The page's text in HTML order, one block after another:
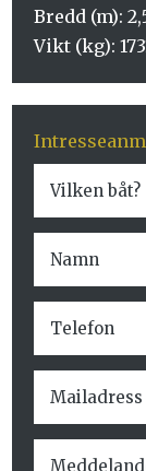
Bredd (m):
Vikt (kg):